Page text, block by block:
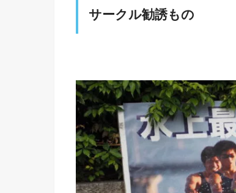
サークル勧誘もの